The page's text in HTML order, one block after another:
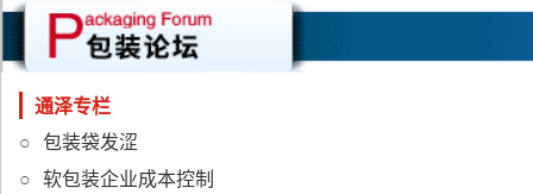
通泽专栏
包装袋发涩
软包装企业成本控制